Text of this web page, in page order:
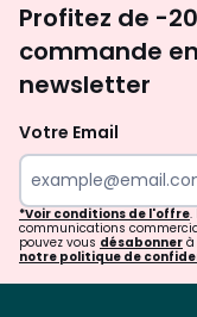
Profitez de -
commande
newsletter
Votre Email
*Voir conditions de l'offre.
communications
pouvez vous désabonner à
notre politique de